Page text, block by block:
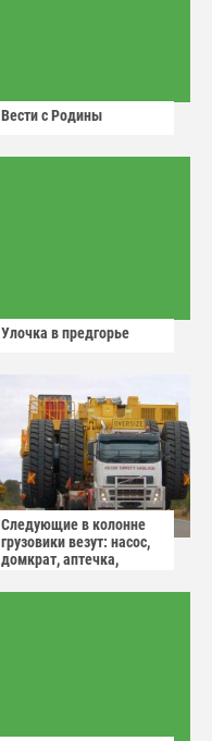
Вести с Родины
Улочка в предгорье
Следующие в колонне
грузовики везут: насос,
домкрат, аптечка,